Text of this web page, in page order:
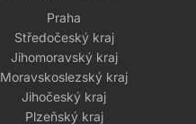
Praha
Středočeský kraj
Jihomoravský kraj
Moravskoslezský kraj
Jihočeský kraj
Plzeňský kraj